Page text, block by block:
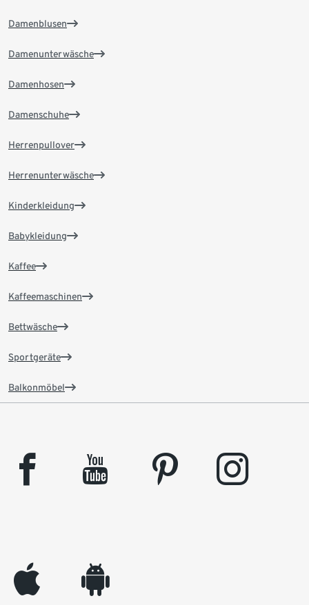
Damenblusen
Damenunterwäsche
Damenhosen
Damenschuhe
Herrenpullover
Herrenunterwäsche
Kinderkleidung
Babykleidung
Kaffee
Kaffeemaschinen
Bettwäsche
Sportgeräte
Balkonmöbel
facebook youtube pinterest instagram
appleinc android